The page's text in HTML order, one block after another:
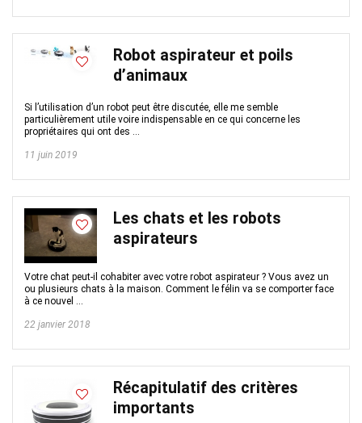
Robot aspirateur et poils
d’animaux
Si l’utilisation d’un robot peut être discutée, elle me semble
particulièrement utile voire indispensable en ce qui concerne les
propriétaires qui ont des ...
11 juin 2019
Les chats et les robots
aspirateurs
Votre chat peut-il cohabiter avec votre robot aspirateur ? Vous avez un
ou plusieurs chats à la maison. Comment le félin va se comporter face
à ce nouvel ...
22 janvier 2018
Récapitulatif des critères
importants